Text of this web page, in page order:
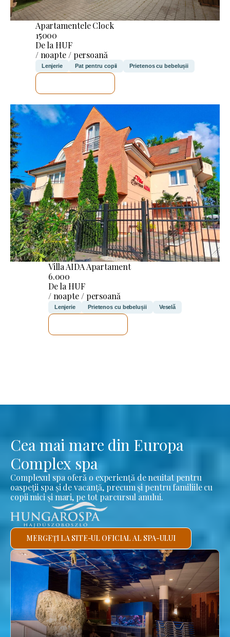
Apartamentele Clock
15000
De la HUF
/ noapte / persoană
Lenjerie Pat pentru copii Prietenos cu bebelușii
Villa AIDA Apartament
6.000
De la HUF
/ noapte / persoană
Lenjerie Prietenos cu bebelușii Veselă
Cea mai mare din Europa
Complex spa
Complexul spa oferă o experiență de neuitat pentru
oaspeții spa și de vacanță, precum și pentru familiile cu
copii mici și mari, pe tot parcursul anului.
MERGEȚI LA SITE-UL OFICIAL AL SPA-ULUI